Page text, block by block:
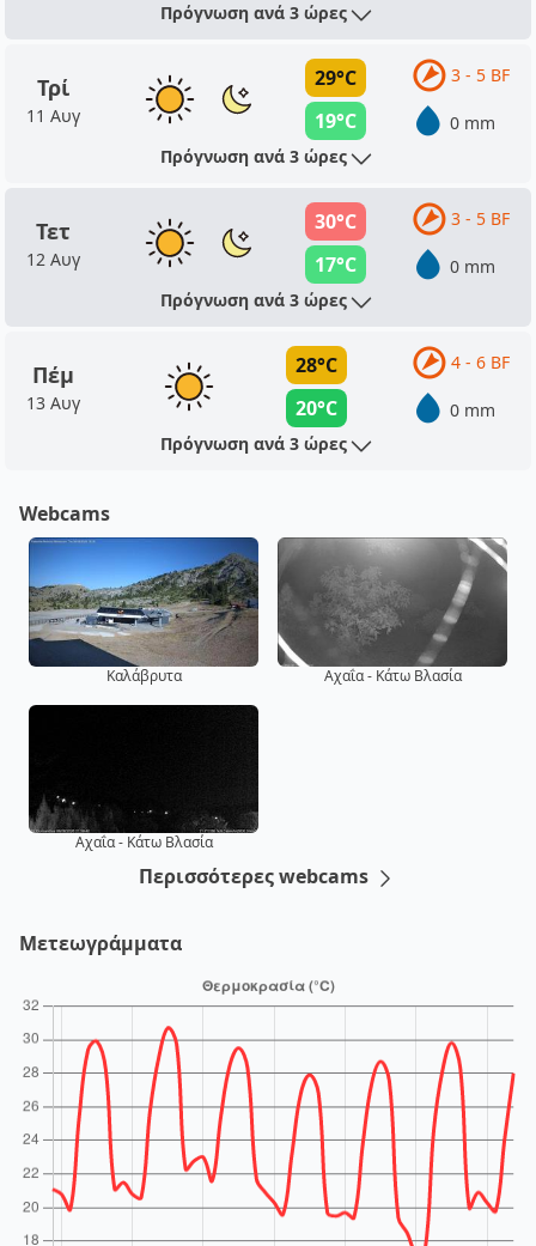
Πρόγνωση ανά 3 ώρες
Τρί
11 Αυγ
29°C
19°C
3 - 5 BF
0 mm
Πρόγνωση ανά 3 ώρες
Τετ
12 Αυγ
30°C
17°C
3 - 5 BF
0 mm
Πρόγνωση ανά 3 ώρες
Πέμ
13 Αυγ
28°C
20°C
4 - 6 BF
0 mm
Πρόγνωση ανά 3 ώρες
Webcams
Καλάβρυτα Αχαΐα - Κάτω Βλασία
Αχαΐα - Κάτω Βλασία
Περισσότερες webcams
Μετεωγράμματα